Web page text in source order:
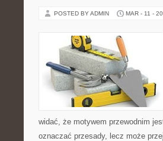
POSTED BY ADMIN MAR - 11 -
widać, że motywem przewodnim
oznaczać przesady, lecz może